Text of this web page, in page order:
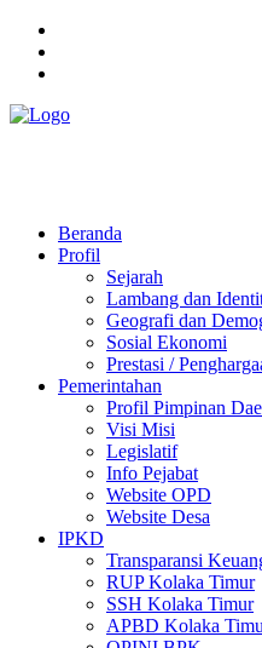
Beranda
Profil
Sejarah
Lambang dan
Geografi dan
Sosial Ekonomi
Prestasi /
Pemerintahan
Profil Pimpinan
Visi Misi
Legislatif
Info Pejabat
Website OPD
Website Desa
IPKD
Transparansi
RUP Kolaka Timur
SSH Kolaka Timur
APBD Kolaka